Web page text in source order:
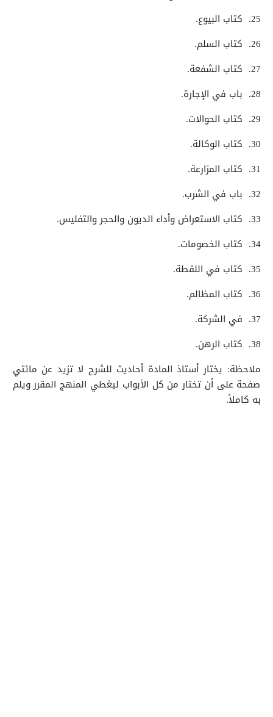
25. كتاب البيوع.
26. كتاب السلم.
27. كتاب الشفعة.
28. باب في الإجارة.
29. كتاب الحوالات.
30. كتاب الوكالة.
31. كتاب المزارعة.
32. باب في الشرب.
33. كتاب الاستعراض وأداء الديون والحجر والتفليس.
34. كتاب الخصومات.
35. كتاب في اللقطة.
36. كتاب المظالم.
37. في الشركة.
38. كتاب الرهن.
ملاحظة: يختار أستاذ المادة أحاديث للشرح لا تزيد عن مائتي
صفحة على أن تختار من كل الأبواب ليغطي المنهج المقرر ويلم
به كاملاً.